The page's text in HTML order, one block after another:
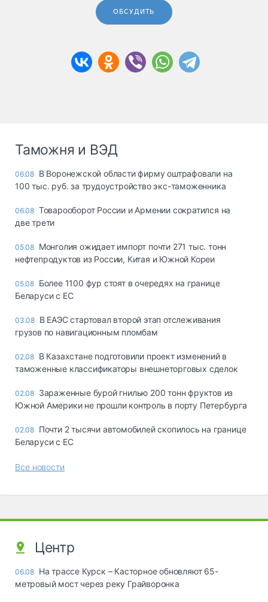
ОБСУДИТЬ
Таможня и ВЭД
06.08 В Воронежской области фирму оштрафовали на
100 тыс. руб. за трудоустройство экс-таможенника
06.08 Товарооборот России и Армении сократился на
две трети
05.08 Монголия ожидает импорт почти 271 тыс. тонн
нефтепродуктов из России, Китая и Южной Кореи
05.08 Более 1100 фур стоят в очередях на границе
Беларуси с ЕС
03.08 В ЕАЭС стартовал второй этап отслеживания
грузов по навигационным пломбам
02.08 В Казахстане подготовили проект изменений в
таможенные классификаторы внешнеторговых сделок
02.08 Зараженные бурой гнилью 200 тонн фруктов из
Южной Америки не прошли контроль в порту Петербурга
02.08 Почти 2 тысячи автомобилей скопилось на границе
Беларуси с ЕС
Все новости
Центр
06.08 На трассе Курск – Касторное обновляют 65-
метровый мост через реку Грайворонка